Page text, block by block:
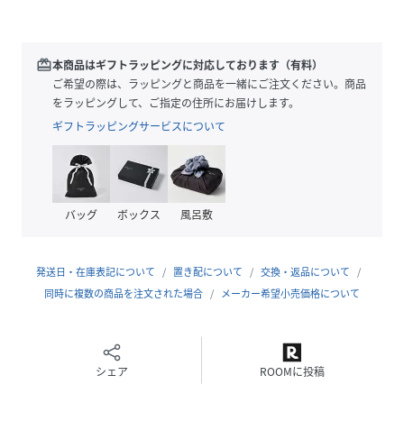
イタリアにて鞣した革本来のしなやかさを感じられる上質な
レザーを使用。 時間をかけて染色することでた落ち着いた彩
度を表現。使い込むほどに美しいエイジングを楽しむことが
丁寧な縫製と断面の磨きは全て熟練した職人によって行われ
ており、シンプルなデザインの中にクラフトマンシップを感
じられるよう仕上げています。
-スペック-
-Calma シリーズ-
穏やかな水面に浮かぶ波紋に見立てた曲線を落とし込んだデ
ザインは流行に左右されず、長く愛用できる落ち着きがあり
redeem本商品はギフトラッピングに対応しております（有料）
ご希望の際は、ラッピングと商品を一緒にご注文ください。商品
をラッピングして、ご指定の住所にお届けします。
ギフトラッピングサービスについて
バッグ ボックス 風呂敷
発送日・在庫表記について 置き配について
交換・返品について
同時に複数の商品を注文された場合
メーカー希望小売価格について
シェア ROOMに投稿